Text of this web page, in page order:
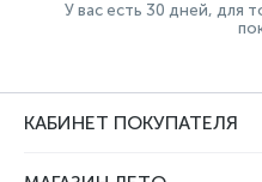
У вас есть 30 дней, для
КАБИНЕТ ПОКУПАТЕЛЯ